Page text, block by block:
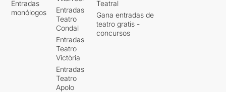
Entradas
monólogos
Entradas
Teatro
Condal
Entradas
Teatro
Victòria
Entradas
Teatro
Apolo
Teatral
Gana entradas de
teatro gratis -
concursos